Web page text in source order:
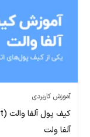
آموزش کاربردی
آلفا ولت